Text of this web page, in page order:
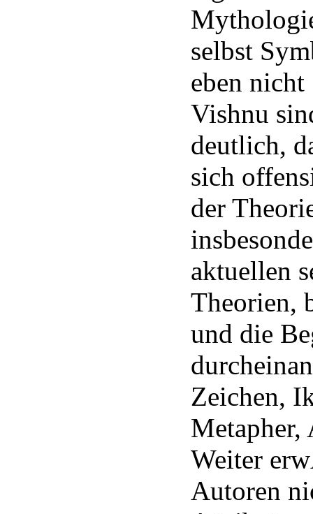
selbst
eben
Vishnu
deutlich,
sich
der
aktuellen
Theorien,
und die
Zeichen,
Weiter
Autoren